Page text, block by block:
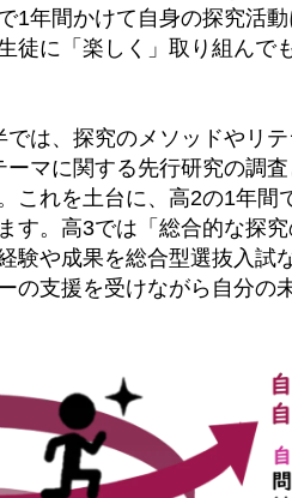
1年間かけて自身の探究活
徒に「楽しく」取り組んで
は、探究のメソッドやリ
マに関する先行研究の調
これを土台に、高2の1年間
す。高3では「総合的な探
験や成果を総合型選抜入試
の支援を受けながら自分の